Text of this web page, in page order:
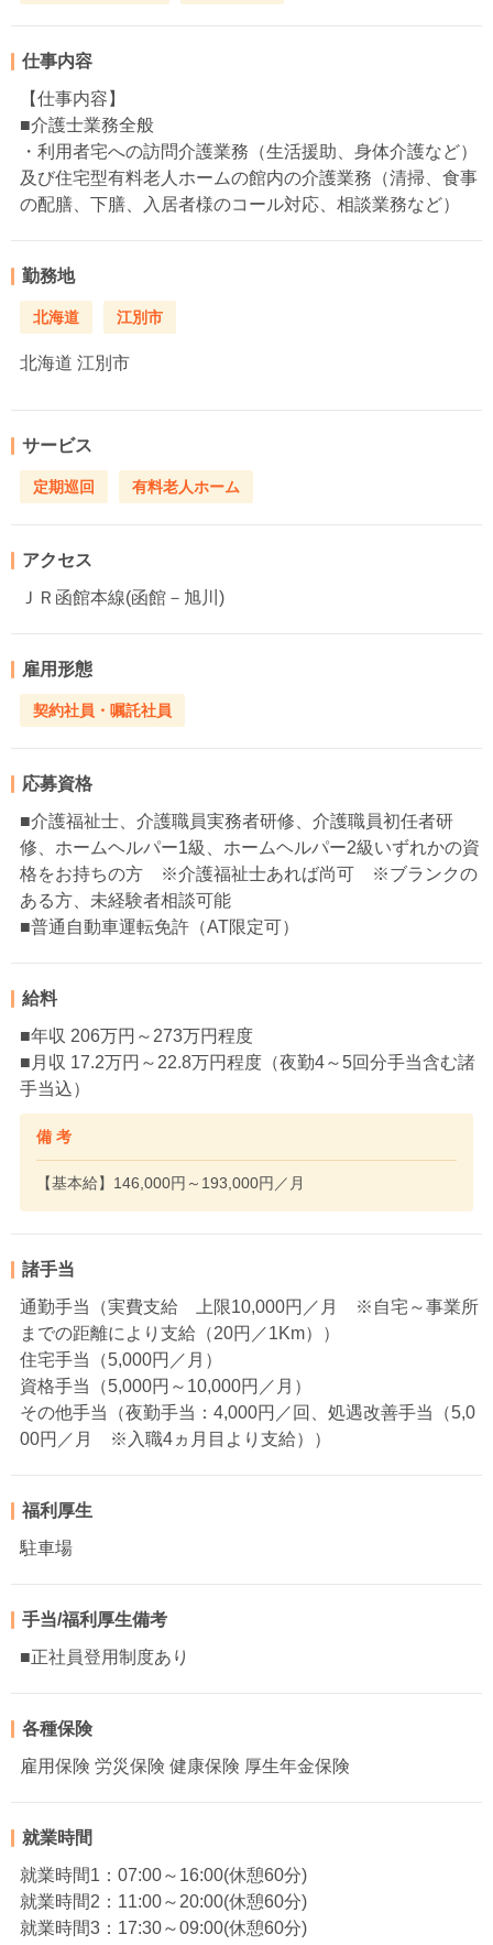
仕事内容
【仕事内容】
■介護士業務全般
・利用者宅への訪問介護業務（生活援助、身体介護など）
及び住宅型有料老人ホームの館内の介護業務（清掃、食事
の配膳、下膳、入居者様のコール対応、相談業務など）
勤務地
北海道 江別市
北海道 江別市
サービス
定期巡回 有料老人ホーム
アクセス
ＪＲ函館本線(函館－旭川)
雇用形態
契約社員・嘱託社員
応募資格
■介護福祉士、介護職員実務者研修、介護職員初任者研
修、ホームヘルパー1級、ホームヘルパー2級いずれかの資
格をお持ちの方 ※介護福祉士あれば尚可 ※ブランクの
ある方、未経験者相談可能
■普通自動車運転免許（AT限定可）
給料
■年収 206万円～273万円程度
■月収 17.2万円～22.8万円程度（夜勤4～5回分手当含む諸
手当込）
備 考
【基本給】146,000円～193,000円／月
諸手当
通勤手当（実費支給 上限10,000円／月 ※自宅～事業所
までの距離により支給（20円／1Km））
住宅手当（5,000円／月）
資格手当（5,000円～10,000円／月）
その他手当（夜勤手当：4,000円／回、処遇改善手当（5,0
00円／月 ※入職4ヵ月目より支給））
福利厚生
駐車場
手当/福利厚生備考
■正社員登用制度あり
各種保険
雇用保険 労災保険 健康保険 厚生年金保険
就業時間
就業時間1：07:00～16:00(休憩60分)
就業時間2：11:00～20:00(休憩60分)
就業時間3：17:30～09:00(休憩60分)